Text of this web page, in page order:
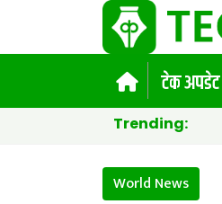
टेक अपडेट
Trending:
ग्लोबल कस्टमर इन्गेजमेन्ट अवाड्र्स
World News